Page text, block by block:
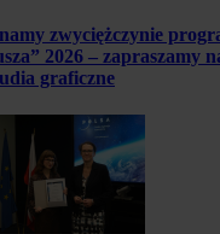
zwyciężczynie
2026 – zapraszamy
graficzne